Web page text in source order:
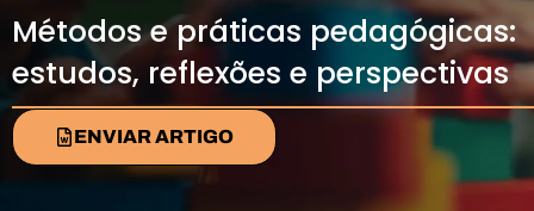
Métodos e práticas pedagógicas:
estudos, reflexões e perspectivas
ENVIAR ARTIGO